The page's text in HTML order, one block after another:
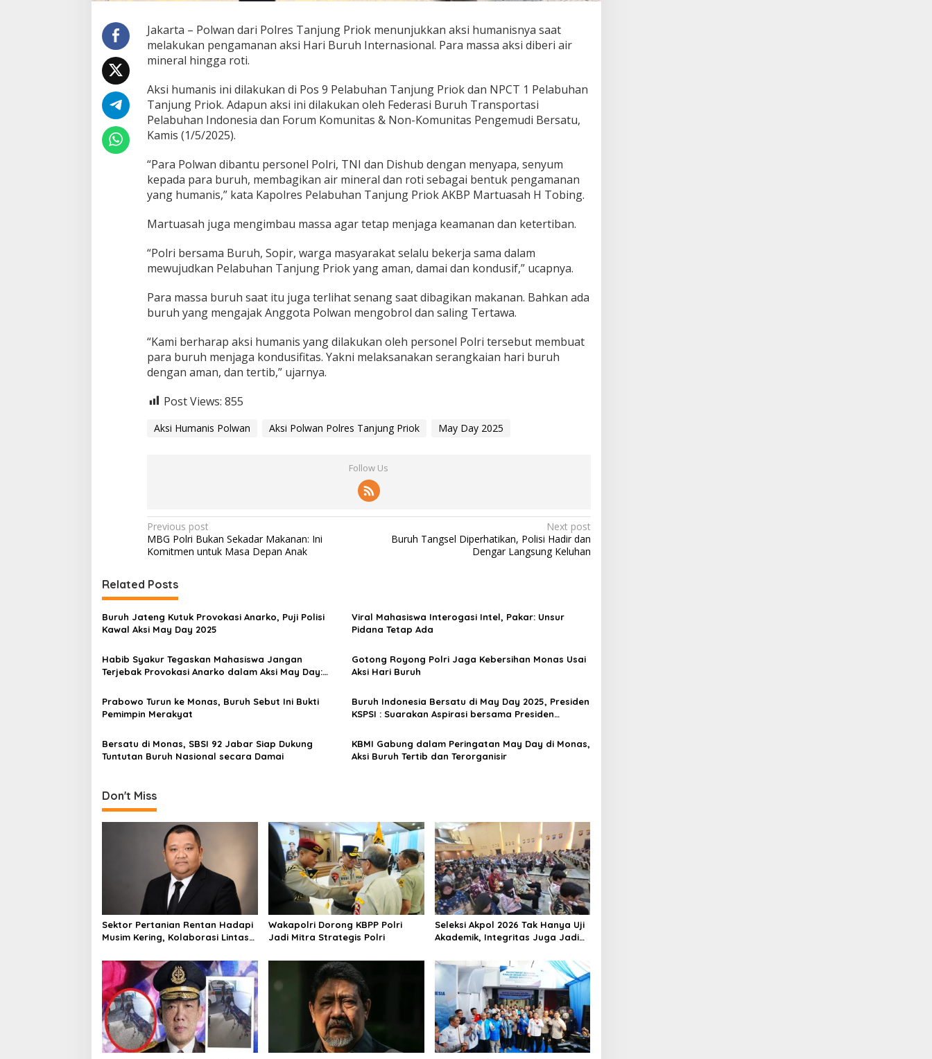
i
a
n
d
n
g
a
n
B
g
k
a
A
r
M
i
e
r
a
l
d
a
n
o
i
Jakarta – Polwan dari Polres Tanjung Priok menunjukkan aksi humanisnya saat
melakukan pengamanan aksi Hari Buruh Internasional. Para massa aksi diberi air
mineral hingga roti.
Aksi humanis ini dilakukan di Pos 9 Pelabuhan Tanjung Priok dan NPCT 1 Pelabuhan
Tanjung Priok. Adapun aksi ini dilakukan oleh Federasi Buruh Transportasi
Pelabuhan Indonesia dan Forum Komunitas & Non-Komunitas Pengemudi Bersatu,
Kamis (1/5/2025).
“Para Polwan dibantu personel Polri, TNI dan Dishub dengan menyapa, senyum
kepada para buruh, membagikan air mineral dan roti sebagai bentuk pengamanan
yang humanis,” kata Kapolres Pelabuhan Tanjung Priok AKBP Martuasah H Tobing.
Martuasah juga mengimbau massa agar tetap menjaga keamanan dan ketertiban.
“Polri bersama Buruh, Sopir, warga masyarakat selalu bekerja sama dalam
mewujudkan Pelabuhan Tanjung Priok yang aman, damai dan kondusif,” ucapnya.
Para massa buruh saat itu juga terlihat senang saat dibagikan makanan. Bahkan ada
buruh yang mengajak Anggota Polwan mengobrol dan saling Tertawa.
“Kami berharap aksi humanis yang dilakukan oleh personel Polri tersebut membuat
para buruh menjaga kondusifitas. Yakni melaksanakan serangkaian hari buruh
dengan aman, dan tertib,” ujarnya.
Post Views: 855
Aksi Humanis Polwan Aksi Polwan Polres Tanjung Priok May Day 2025
Follow Us
P
o
t
n
a
i
a
t
i
o
Previous post
MBG Polri Bukan Sekadar Makanan: Ini
Komitmen untuk Masa Depan Anak
Next post
Buruh Tangsel Diperhatikan, Polisi Hadir dan
Dengar Langsung Keluhan
Related Posts
Buruh Jateng Kutuk Provokasi Anarko, Puji Polisi
Kawal Aksi May Day 2025
Viral Mahasiswa Interogasi Intel, Pakar: Unsur
Pidana Tetap Ada
Habib Syakur Tegaskan Mahasiswa Jangan
Terjebak Provokasi Anarko dalam Aksi May Day:
Gotong Royong Polri Jaga Kebersihan Monas Usai
Aksi Hari Buruh
Prabowo Turun ke Monas, Buruh Sebut Ini Bukti
Pemimpin Merakyat
Buruh Indonesia Bersatu di May Day 2025, Presiden
KSPSI : Suarakan Aspirasi bersama Presiden
Bersatu di Monas, SBSI 92 Jabar Siap Dukung
Tuntutan Buruh Nasional secara Damai
KBMI Gabung dalam Peringatan May Day di Monas,
Aksi Buruh Tertib dan Terorganisir
Don't Miss
Sektor Pertanian Rentan Hadapi
Musim Kering, Kolaborasi Lintas
Wakapolri Dorong KBPP Polri
Jadi Mitra Strategis Polri
Seleksi Akpol 2026 Tak Hanya Uji
Akademik, Integritas Juga Jadi